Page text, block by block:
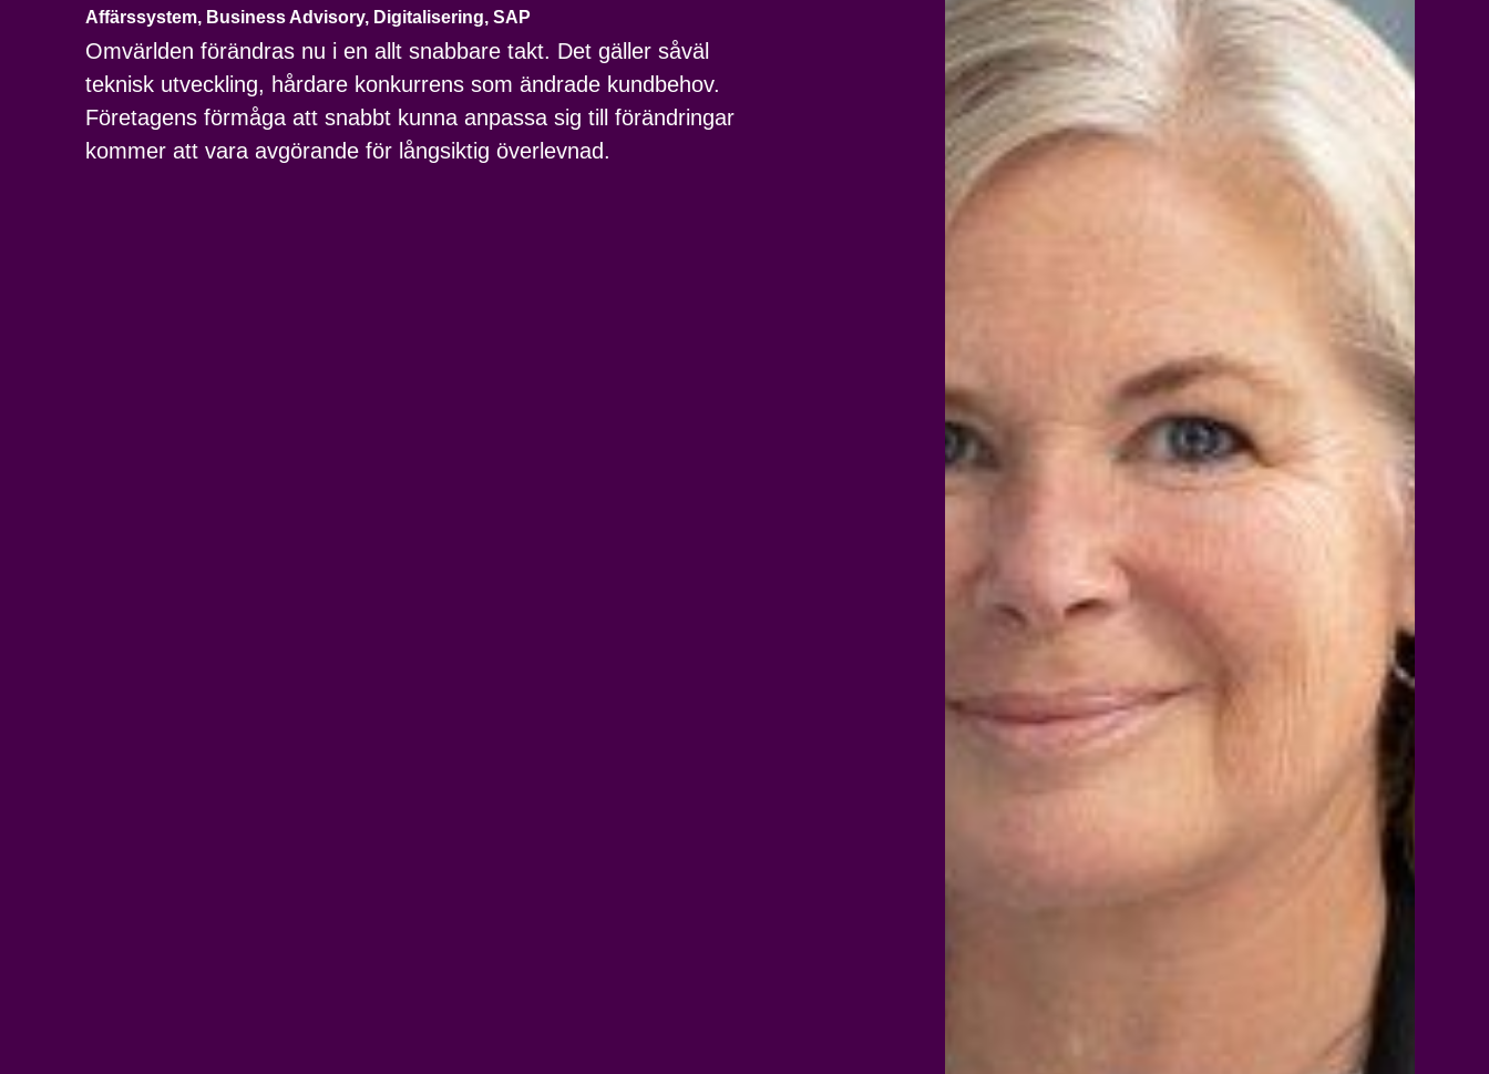
Affärssystem, Business Advisory, Digitalisering,SAP
Omvärlden förändras nu i en allt snabbare takt. Det gäller såväl
teknisk utveckling, hårdare konkurrens som ändrade kundbehov.
Företagens förmåga att snabbt kunna anpassa sig till förändringar
kommer att vara avgörande för långsiktig överlevnad.